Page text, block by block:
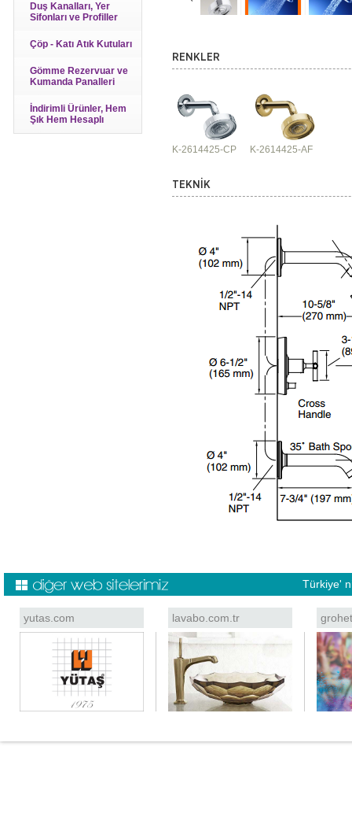
Duş Kanalları, Yer
Sifonları ve Profiller
Çöp - Katı Atık Kutuları
Gömme Rezervuar ve
Kumanda Panalleri
İndirimli Ürünler, Hem
Şık Hem Hesaplı
RENKLER
K-2614425-CP K-2614425-AF
TEKNİK
Türkiye'
yutas.com lavabo.com.tr